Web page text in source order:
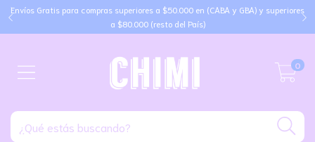
Envíos Gratis para compras superiores a $50.000 en (CABA y GBA) y superiores
a $80.000 (resto del País)
0